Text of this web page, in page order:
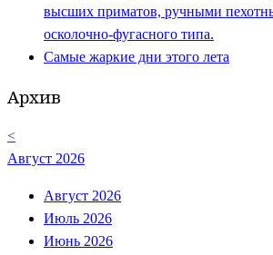
высших приматов, ручными
осколочно-фугасного типа.
Самые жаркие дни этого лета
Архив
<
Август 2026
Август 2026
Июль 2026
Июнь 2026